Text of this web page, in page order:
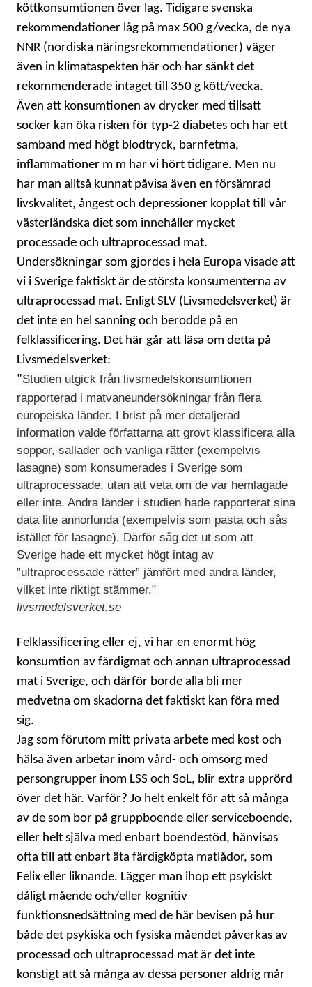
köttkonsumtionen över lag. Tidigare svenska
rekommendationer låg på max 500 g/vecka, de nya
NNR (nordiska näringsrekommendationer) väger
även in klimataspekten här och har sänkt det
rekommenderade intaget till 350 g kött/vecka.
Även att konsumtionen av drycker med tillsatt
socker kan öka risken för typ-2 diabetes och har ett
samband med högt blodtryck, barnfetma,
inflammationer m m har vi hört tidigare. Men nu
har man alltså kunnat påvisa även en försämrad
livskvalitet, ångest och depressioner kopplat till vår
västerländska diet som innehåller mycket
processade och ultraprocessad mat.
Undersökningar som gjordes i hela Europa visade att
vi i Sverige faktiskt är de största konsumenterna av
ultraprocessad mat. Enligt SLV (Livsmedelsverket) är
det inte en hel sanning och berodde på en
felklassificering. Det här går att läsa om detta på
Livsmedelsverket:
"Studien utgick från livsmedelskonsumtionen
rapporterad i matvaneundersökningar från flera
europeiska länder. I brist på mer detaljerad
information valde författarna att grovt klassificera alla
soppor, sallader och vanliga rätter (exempelvis
lasagne) som konsumerades i Sverige som
ultraprocessade, utan att veta om de var hemlagade
eller inte. Andra länder i studien hade rapporterat sina
data lite annorlunda (exempelvis som pasta och sås
istället för lasagne). Därför såg det ut som att
Sverige hade ett mycket högt intag av
”ultraprocessade rätter” jämfört med andra länder,
vilket inte riktigt stämmer."
livsmedelsverket.se
Felklassificering eller ej, vi har en enormt hög
konsumtion av färdigmat och annan ultraprocessad
mat i Sverige, och därför borde alla bli mer
medvetna om skadorna det faktiskt kan föra med
sig.
Jag som förutom mitt privata arbete med kost och
hälsa även arbetar inom vård- och omsorg med
persongrupper inom LSS och SoL, blir extra upprörd
över det här. Varför? Jo helt enkelt för att så många
av de som bor på gruppboende eller serviceboende,
eller helt själva med enbart boendestöd, hänvisas
ofta till att enbart äta färdigköpta matlådor, som
Felix eller liknande. Lägger man ihop ett psykiskt
dåligt mående och/eller kognitiv
funktionsnedsättning med de här bevisen på hur
både det psykiska och fysiska måendet påverkas av
processad och ultraprocessad mat är det inte
konstigt att så många av dessa personer aldrig mår